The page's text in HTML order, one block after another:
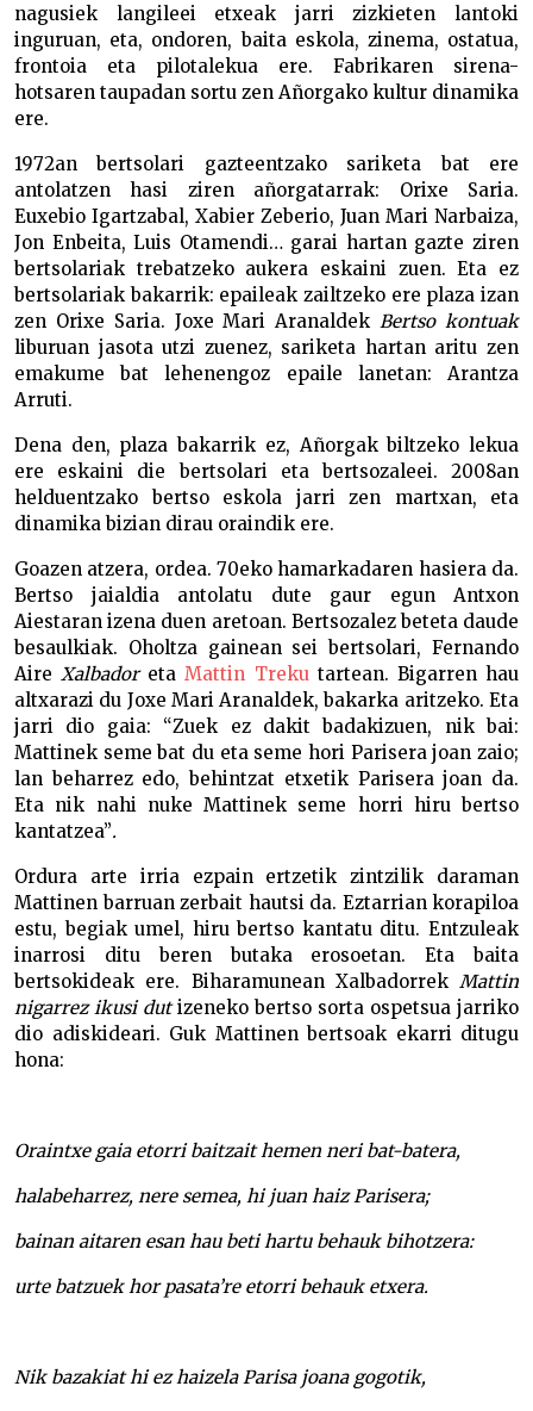
nagusiek langileei etxeak jarri zizkieten lantoki
inguruan, eta, ondoren, baita eskola, zinema, ostatua,
frontoia eta pilotalekua ere. Fabrikaren sirena-
hotsaren taupadan sortu zen Añorgako kultur dinamika
ere.
1972an bertsolari gazteentzako sariketa bat ere
antolatzen hasi ziren añorgatarrak: Orixe Saria.
Euxebio Igartzabal, Xabier Zeberio, Juan Mari Narbaiza,
Jon Enbeita, Luis Otamendi… garai hartan gazte ziren
bertsolariak trebatzeko aukera eskaini zuen. Eta ez
bertsolariak bakarrik: epaileak zailtzeko ere plaza izan
zen Orixe Saria. Joxe Mari Aranaldek Bertso kontuak
liburuan jasota utzi zuenez, sariketa hartan aritu zen
emakume bat lehenengoz epaile lanetan: Arantza
Arruti.
Dena den, plaza bakarrik ez, Añorgak biltzeko lekua
ere eskaini die bertsolari eta bertsozaleei. 2008an
helduentzako bertso eskola jarri zen martxan, eta
dinamika bizian dirau oraindik ere.
Goazen atzera, ordea. 70eko hamarkadaren hasiera da.
Bertso jaialdia antolatu dute gaur egun Antxon
Aiestaran izena duen aretoan. Bertsozalez beteta daude
besaulkiak. Oholtza gainean sei bertsolari, Fernando
Aire XalbadoretaMattin Treku tartean. Bigarren hau
altxarazi du Joxe Mari Aranaldek, bakarka aritzeko. Eta
jarri dio gaia: “Zuek ez dakit badakizuen, nik bai:
Mattinek seme bat du eta seme hori Parisera joan zaio;
lan beharrez edo, behintzat etxetik Parisera joan da.
Eta nik nahi nuke Mattinek seme horri hiru bertso
kantatzea”.
Ordura arte irria ezpain ertzetik zintzilik daraman
Mattinen barruan zerbait hautsi da. Eztarrian korapiloa
estu, begiak umel, hiru bertso kantatu ditu. Entzuleak
inarrosi ditu beren butaka erosoetan. Eta baita
bertsokideak ere. Biharamunean Xalbadorrek Mattin
nigarrez ikusi dutizeneko bertso sorta ospetsua jarriko
dio adiskideari. Guk Mattinen bertsoak ekarri ditugu
hona:
Oraintxe gaia etorri baitzait hemen neri bat-batera,
halabeharrez, nere semea, hi juan haiz Parisera;
bainan aitaren esan hau beti hartu behauk bihotzera:
urte batzuek hor pasata’re etorri behauk etxera.
Nik bazakiat hi ez haizela Parisa joana gogotik,